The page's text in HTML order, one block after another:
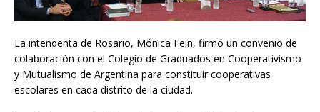
La intendenta de Rosario, Mónica Fein, firmó un convenio de
colaboración con el Colegio de Graduados en Cooperativismo
y Mutualismo de Argentina para constituir cooperativas
escolares en cada distrito de la ciudad.